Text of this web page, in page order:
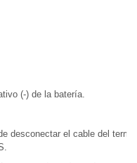
(-) de la batería.
desconectar el cable del